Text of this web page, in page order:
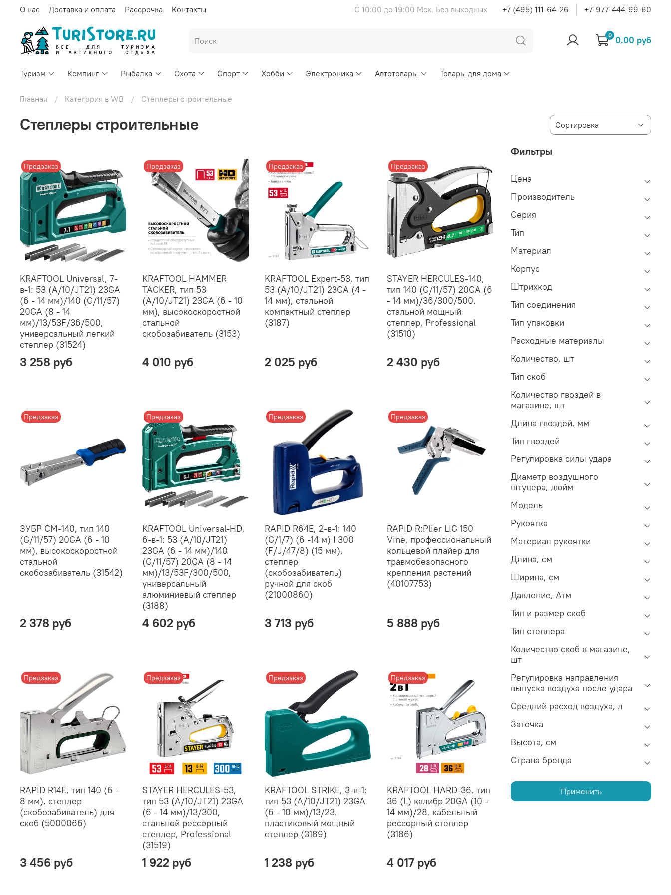
О нас Доставка и оплата Рассрочка Контакты С 10:00 до 19:00 Мск. Без выходных +7 (495) 111-64-26 +7-977-444-99-60
0 0.00 руб
Туризм Кемпинг Рыбалка Охота Спорт Хобби Электроника Автотовары Товары для дома
Главная Категория в WB Степлеры строительные
Степлеры строительные
Предзаказ
KRAFTOOL Universal, 7-
в-1: 53 (A/10/JT21) 23GA
(6 - 14 мм)/140 (G/11/57)
20GA (8 - 14
мм)/13/53F/36/500,
универсальный легкий
степлер (31524)
3 258 руб
Предзаказ
KRAFTOOL HAMMER
TACKER, тип 53
(A/10/JT21) 23GA (6 - 10
мм), высокоскоростной
стальной
скобозабиватель (3153)
4 010 руб
Предзаказ
KRAFTOOL Expert-53, тип
53 (A/10/JT21) 23GA (4 -
14 мм), стальной
компактный степлер
(3187)
2 025 руб
Предзаказ
STAYER HERCULES-140,
тип 140 (G/11/57) 20GA (6
- 14 мм)/36/300/500,
стальной мощный
степлер, Professional
(31510)
2 430 руб
Предзаказ
ЗУБР СМ-140, тип 140
(G/11/57) 20GA (6 - 10
мм), высокоскоростной
стальной
cкобозабиватель (31542)
2 378 руб
Предзаказ
KRAFTOOL Universal-HD,
6-в-1: 53 (A/10/JT21)
23GA (6 - 14 мм)/140
(G/11/57) 20GA (8 - 14
мм)/13/53F/300/500,
универсальный
алюминиевый степлер
(3188)
4 602 руб
Предзаказ
RAPID R64E, 2-в-1: 140
(G/1/7) (6 -14 м) I 300
(F/J/47/8) (15 мм),
степлер
(скобозабиватель)
ручной для скоб
(21000860)
3 713 руб
Предзаказ
RAPID R:Plier LIG 150
Vine, профессиональный
кольцевой плайер для
травмобезопасного
крепления растений
(40107753)
5 888 руб
Предзаказ
RAPID R14E, тип 140 (6 -
8 мм), степлер
(скобозабиватель) для
скоб (5000066)
3 456 руб
Предзаказ
STAYER HERCULES-53,
тип 53 (A/10/JT21) 23GA
(6 - 14 мм)/13/300,
стальной рессорный
степлер, Professional
(31519)
1 922 руб
Предзаказ
KRAFTOOL STRIKE, 3-в-1:
тип 53 (A/10/JT21) 23GA
(6 - 10 мм)/13/23,
пластиковый мощный
степлер (3189)
1 238 руб
Предзаказ
KRAFTOOL HARD-36, тип
36 (L) калибр 20GA (10 -
14 мм)/28, кабельный
рессорный степлер
(3186)
4 017 руб
Фильтры
Цена
Производитель
Серия
Тип
Материал
Корпус
Штрихкод
Тип соединения
Тип упаковки
Расходные материалы
Количество, шт
Тип скоб
Количество гвоздей в
магазине, шт
Длина гвоздей, мм
Тип гвоздей
Регулировка силы удара
Диаметр воздушного
штуцера, дюйм
Модeль
Рукоятка
Материал рукоятки
Длина, см
Ширина, см
Давление, Атм
Тип и размер скоб
Тип степлера
Количество скоб в магазине,
шт
Регулировка направления
выпуска воздуха после удара
Средний расход воздуха, л
Заточка
Высота, см
Страна бренда
Применить